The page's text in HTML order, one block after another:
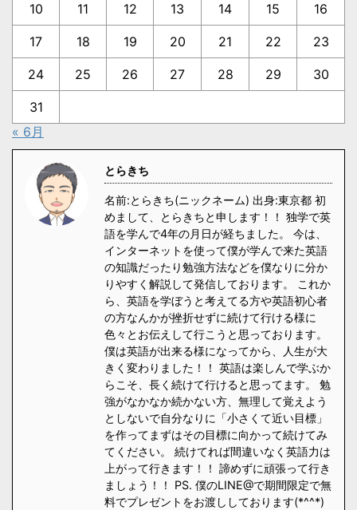
10 11 12 13 14 15 16
17 18 19 20 21 22 23
24 25 26 27 28 29 30
31
« 6月
とらきち
名前:とらきち(ニックネーム) 出身:東京都 初
めまして、とらきちと申します！！ 独学で英
語を学んで4年の月日が経ちました。 今は、
インターネットを使って僕が学んで来た英語
の知識だったり勉強方法などを僕なりに分か
りやすく解説して発信しております。 これか
ら、英語を学ぼうと考えてる方や英語初心者
の方なんかが挫折せずに続けて行ける様に
色々とお伝えして行こうと思っております。
僕は英語が出来る様になってから、人生が大
きく変わりました！！ 英語は楽しんで学ぶか
らこそ、長く続けて行けると思ってます。 勉
強がなかなか続かない方、無理して覚えよう
としないで自分なりに「小さくて近い目標」
を作ってまずはその目標に向かって続けてみ
てください。 続けてれば間違いなく英語力は
上がって行きます！！ 諦めずに頑張って行き
ましょう！！ PS. 僕のLINE@で期間限定で無
料でプレゼントをお渡ししております(*^^*)